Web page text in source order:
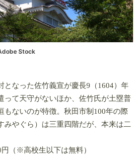
Stock
となった佐竹義宣が慶長9（1604）年
って天守がないほか、佐竹氏が土塁普
もないのが特徴。秋田市制100年の際
みやぐら）は三重四階だが、本来は二
（※高校生以下は無料）